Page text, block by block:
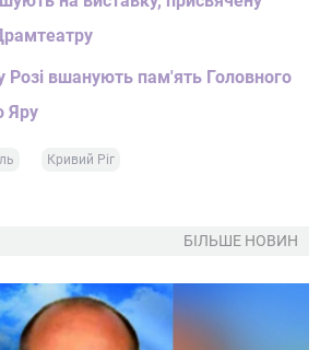
Розі вшанують пам'ять Головного
Яру
Кривий Ріг
БІЛЬШЕ НОВИН